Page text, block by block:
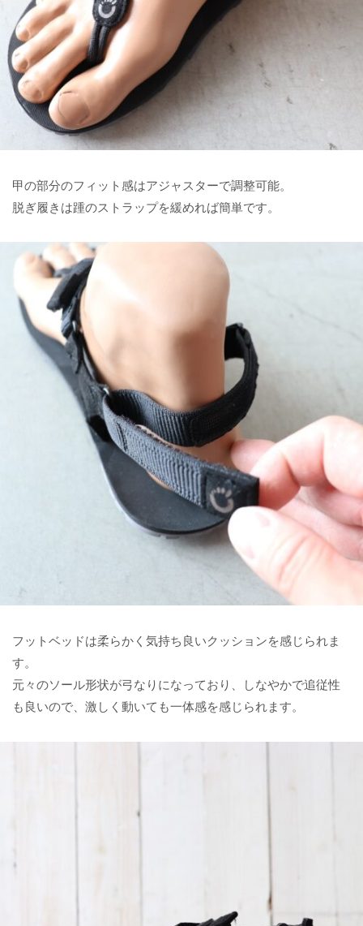
甲の部分のフィット感はアジャスターで調整可能。
脱ぎ履きは踵のストラップを緩めれば簡単です。
フットベッドは柔らかく気持ち良いクッションを感じられま
す。
元々のソール形状が弓なりになっており、しなやかで追従性
も良いので、激しく動いても一体感を感じられます。